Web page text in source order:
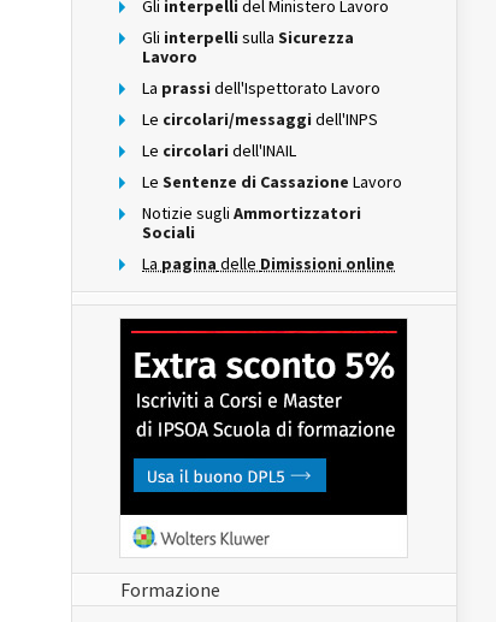
Gli interpelli del Ministero Lavoro
Gli interpelli sulla Sicurezza
Lavoro
La prassi dell'Ispettorato Lavoro
Le circolari/messaggi dell'INPS
Le circolari dell'INAIL
Le Sentenze di Cassazione Lavoro
Notizie sugli Ammortizzatori
Sociali
La pagina delle Dimissioni online
Formazione